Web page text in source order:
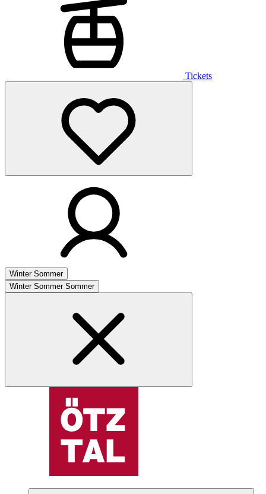
Tickets
Winter Sommer
Winter Sommer Sommer